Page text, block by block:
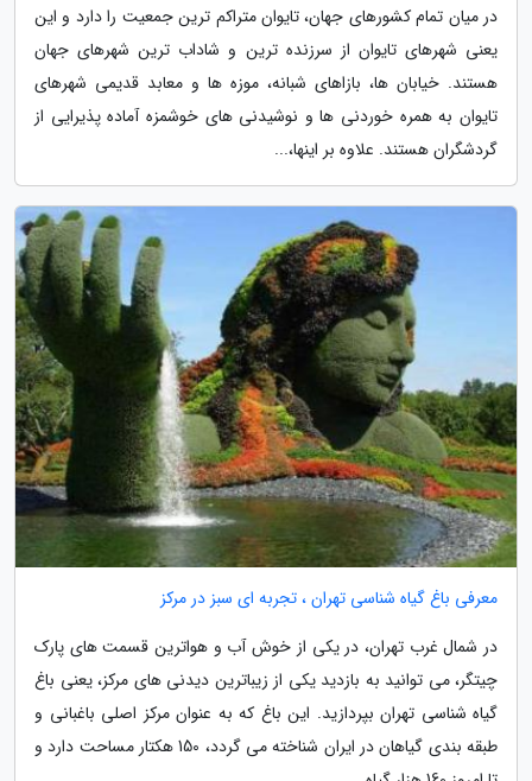
در میان تمام کشورهای جهان، تایوان متراکم ترین جمعیت را دارد و این
یعنی شهرهای تایوان از سرزنده ترین و شاداب ترین شهرهای جهان
هستند. خیابان ها، بازاهای شبانه، موزه ها و معابد قدیمی شهرهای
تایوان به همره خوردنی ها و نوشیدنی های خوشمزه آماده پذیرایی از
گردشگران هستند. علاوه بر اینها،...
معرفی باغ گیاه شناسی تهران ، تجربه ای سبز در مرکز
در شمال غرب تهران، در یکی از خوش آب و هواترین قسمت های پارک
چیتگر، می توانید به بازدید یکی از زیباترین دیدنی های مرکز، یعنی باغ
گیاه شناسی تهران بپردازید. این باغ که به عنوان مرکز اصلی باغبانی و
طبقه بندی گیاهان در ایران شناخته می گردد، 150 هکتار مساحت دارد و